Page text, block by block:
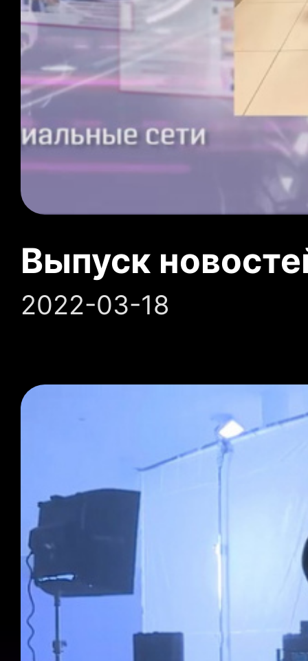
Выпуск
2022-03-18